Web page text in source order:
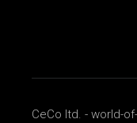
CeCo ltd. - world-